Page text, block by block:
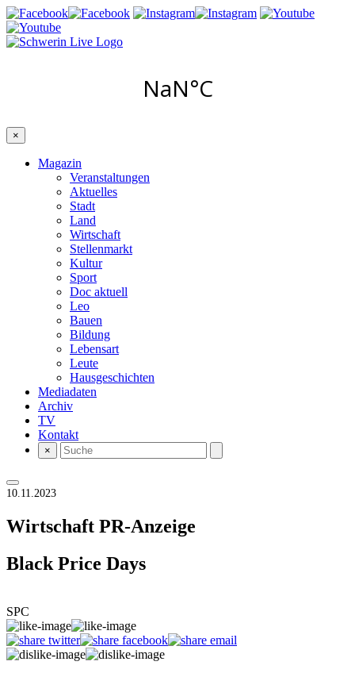
×
Magazin
Veranstaltungen
Aktuelles
Stadt
Land
Wirtschaft
Stellenmarkt
Kultur
Sport
Doc aktuell
Leo
Bauen
Bildung
Lebensart
Leute
Hausgeschichten
Mediadaten
Archiv
TV
Kontakt
×
10.11.2023
Wirtschaft PR-Anzeige
Black Price Days
SPC